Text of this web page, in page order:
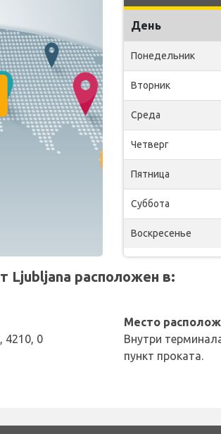
День
Понедельник
Вторник
Среда
Четверг
Пятница
Суббота
Воскресенье
Ljubljana расположен в:
4210, 0
Место
Внутри
пункт проката.